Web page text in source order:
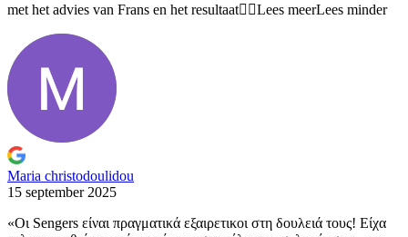
met het advies van Frans en het resultaat👍🏻Lees meerLees minder
Maria christodoulidou
15 september 2025
«Οι Sengers είναι πραγματικά εξαιρετικοι στη δουλειά τους! Είχα